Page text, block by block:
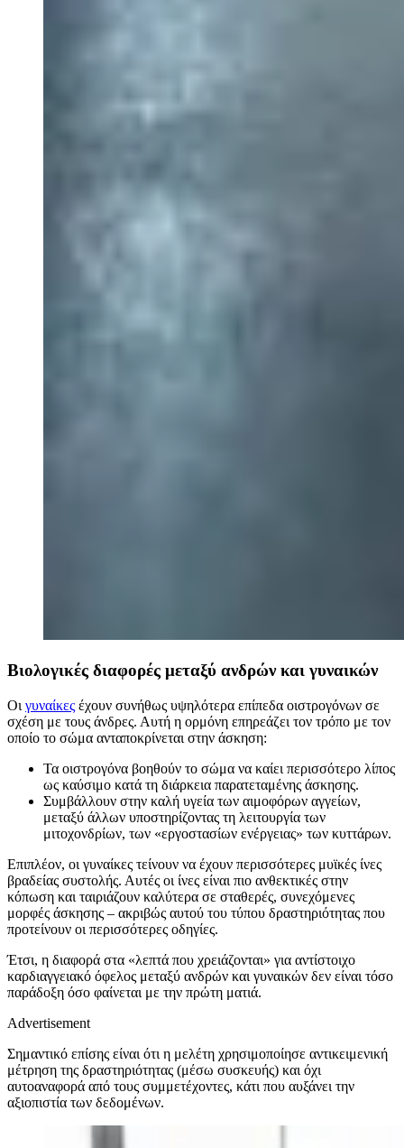
Βιολογικές διαφορές μεταξύ ανδρών και γυναικών
Οι γυναίκες έχουν συνήθως υψηλότερα επίπεδα οιστρογόνων σε
σχέση με τους άνδρες. Αυτή η ορμόνη επηρεάζει τον τρόπο με τον
οποίο το σώμα ανταποκρίνεται στην άσκηση:
Τα οιστρογόνα βοηθούν το σώμα να καίει περισσότερο λίπος
ως καύσιμο κατά τη διάρκεια παρατεταμένης άσκησης.
Συμβάλλουν στην καλή υγεία των αιμοφόρων αγγείων,
μεταξύ άλλων υποστηρίζοντας τη λειτουργία των
μιτοχονδρίων, των «εργοστασίων ενέργειας» των κυττάρων.
Επιπλέον, οι γυναίκες τείνουν να έχουν περισσότερες μυϊκές ίνες
βραδείας συστολής. Αυτές οι ίνες είναι πιο ανθεκτικές στην
κόπωση και ταιριάζουν καλύτερα σε σταθερές, συνεχόμενες
μορφές άσκησης – ακριβώς αυτού του τύπου δραστηριότητας που
προτείνουν οι περισσότερες οδηγίες.
Έτσι, η διαφορά στα «λεπτά που χρειάζονται» για αντίστοιχο
καρδιαγγειακό όφελος μεταξύ ανδρών και γυναικών δεν είναι τόσο
παράδοξη όσο φαίνεται με την πρώτη ματιά.
Advertisement
Σημαντικό επίσης είναι ότι η μελέτη χρησιμοποίησε αντικειμενική
μέτρηση της δραστηριότητας (μέσω συσκευής) και όχι
αυτοαναφορά από τους συμμετέχοντες, κάτι που αυξάνει την
αξιοπιστία των δεδομένων.